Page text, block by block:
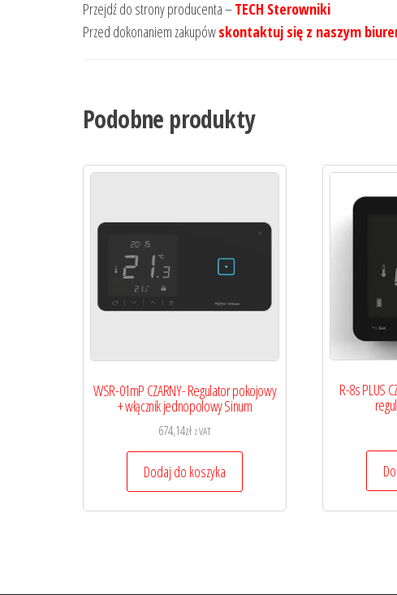
Przejdź do strony producenta –TECH Sterowniki
Przed dokonaniem zakupówskontaktuj się z naszym
Podobne produkty
WSR-01mP CZARNY- Regulator pokojowy
+ włącznik jednopolowy Sinum
674,14zł z VAT
Dodaj do koszyka
R-8s PLUS